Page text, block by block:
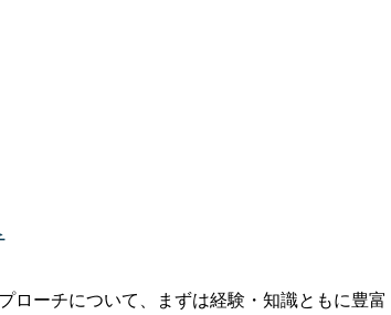
ローチについて、まずは経験・知識ともに豊富